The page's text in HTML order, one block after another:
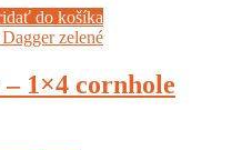
do košíka
1×4 cornhole